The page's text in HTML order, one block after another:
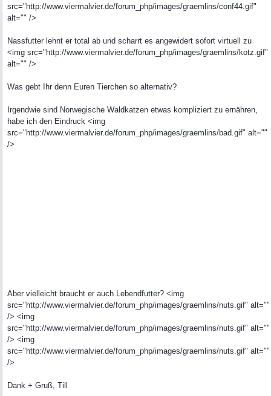
src="http://www.viermalvier.de/forum_php/images/graemlins/conf44.gif"
alt="" />
Nassfutter lehnt er total ab und scharrt es angewidert sofort virtuell zu
<img src="http://www.viermalvier.de/forum_php/images/graemlins/kotz.gif"
alt="" />
Was gebt Ihr denn Euren Tierchen so alternativ?
Irgendwie sind Norwegische Waldkatzen etwas kompliziert zu ernähren,
habe ich den Eindruck <img
src="http://www.viermalvier.de/forum_php/images/graemlins/bad.gif" alt=""
/>
Aber vielleicht braucht er auch Lebendfutter? <img
src="http://www.viermalvier.de/forum_php/images/graemlins/nuts.gif" alt=""
/> <img
src="http://www.viermalvier.de/forum_php/images/graemlins/nuts.gif" alt=""
/> <img
src="http://www.viermalvier.de/forum_php/images/graemlins/nuts.gif" alt=""
/>
Dank + Gruß, Till